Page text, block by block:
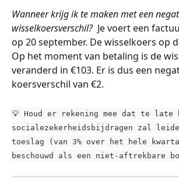
Wanneer krijg ik te maken met een
wisselkoersverschil? Je voert een
op 20 september. De wisselkoers op
Op het moment van betaling is de
veranderd in €103. Er is dus een
koersverschil van €2.
💡 Houd er rekening mee dat te late
socialezekerheidsbijdragen zal
toeslag (van 3% over het hele
beschouwd als een niet-aftrekbare